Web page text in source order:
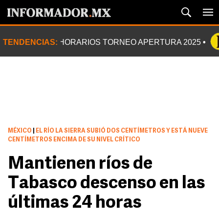
TENDENCIAS: HORARIOS TORNEO APERTURA 2025
MÉXICO
EL RÍO LA SIERRA SUBIÓ DOS CENTÍMETROS Y ESTÁ NUEVE
CENTÍMETROS ENCIMA DE SU NIVEL CRÍTICO
Mantienen ríos de
Tabasco descenso en las
últimas 24 horas